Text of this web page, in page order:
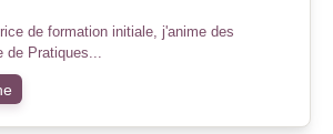
de formation initiale, j'anime des
de Pratiques...